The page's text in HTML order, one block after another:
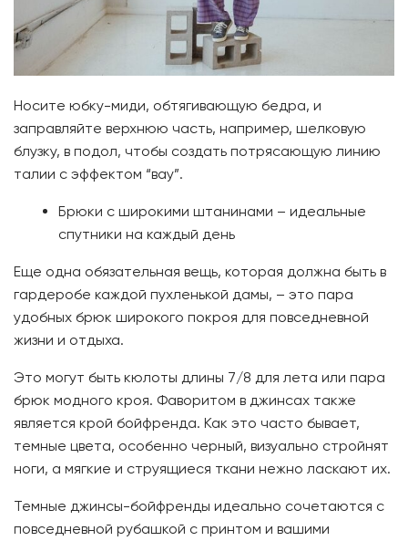
Носите юбку-миди, обтягивающую бедра, и
заправляйте верхнюю часть, например, шелковую
блузку, в подол, чтобы создать потрясающую линию
талии с эффектом “вау”.
Брюки с широкими штанинами – идеальные
спутники на каждый день
Еще одна обязательная вещь, которая должна быть в
гардеробе каждой пухленькой дамы, – это пара
удобных брюк широкого покроя для повседневной
жизни и отдыха.
Это могут быть кюлоты длины 7/8 для лета или пара
брюк модного кроя. Фаворитом в джинсах также
является крой бойфренда. Как это часто бывает,
темные цвета, особенно черный, визуально стройнят
ноги, а мягкие и струящиеся ткани нежно ласкают их.
Темные джинсы-бойфренды идеально сочетаются с
повседневной рубашкой с принтом и вашими